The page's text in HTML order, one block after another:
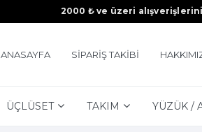
2000 ₺ ve üzeri
ANASAYFA SİPARİŞ TAKİBİ
ÜÇLÜSET TAKIM YÜZÜK /